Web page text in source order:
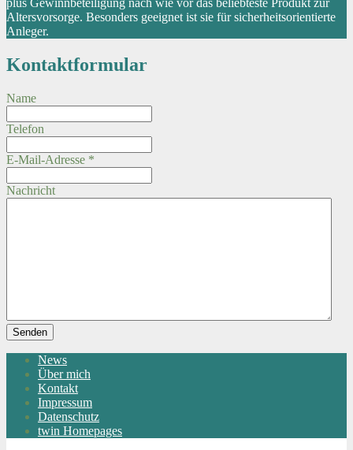
plus Gewinnbeteiligung nach wie vor das beliebteste Produkt zur
Altersvorsorge. Besonders geeignet ist sie für sicherheitsorientierte
Anleger.
Kontaktformular
Name
Telefon
E-Mail-Adresse *
Nachricht
Senden
News
Über mich
Kontakt
Impressum
Datenschutz
twin Homepages